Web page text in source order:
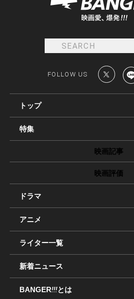
FOLLOW US
トップ
特集
映画記事
映画評価
ドラマ
アニメ
ライター一覧
新着ニュース
BANGER!!!とは